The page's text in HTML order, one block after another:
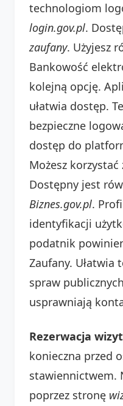
technologiom
login.gov.pl.
zaufany. Użyjesz
Bankowość
kolejną opcję.
ułatwia dostęp.
bezpieczne
dostęp do
Możesz korzystać
Dostępny jest
Biznes.gov.pl.
identyfikacji
podatnik
Zaufany. Ułatwia
spraw
usprawniają
Rezerwacja
konieczna przed
stawiennictwem.
poprzez stronę